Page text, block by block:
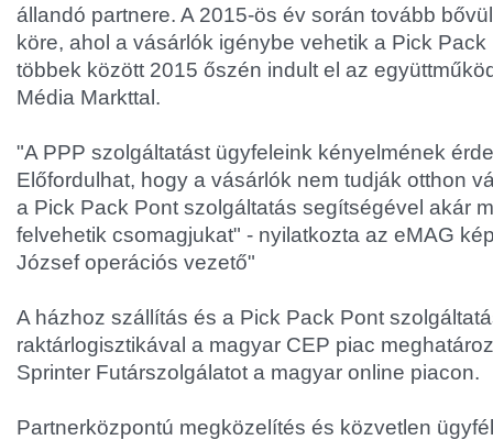
állandó partnere. A 2015-ös év során tovább
köre, ahol a vásárlók igénybe vehetik a Pick
többek között 2015 őszén indult el az
Média Markttal.
"A PPP szolgáltatást ügyfeleink kényelmének
Előfordulhat, hogy a vásárlók nem tudják otthon
a Pick Pack Pont szolgáltatás segítségével akár
felvehetik csomagjukat" - nyilatkozta az eMAG
József operációs vezető"
A házhoz szállítás és a Pick Pack Pont
raktárlogisztikával a magyar CEP piac
Sprinter Futárszolgálatot a magyar online piacon.
Partnerközpontú megközelítés és közvetlen